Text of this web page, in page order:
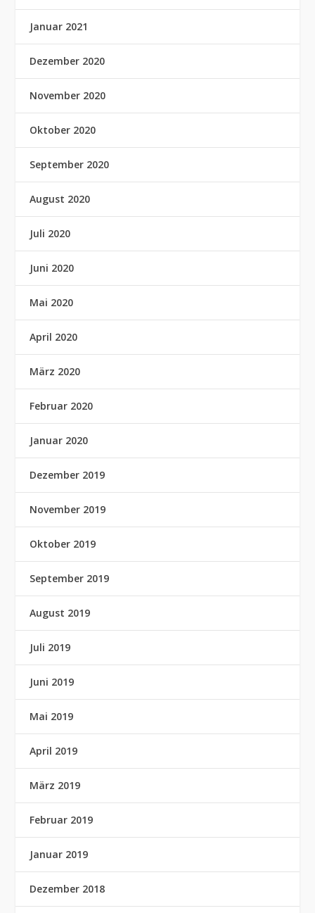
Januar 2021
Dezember 2020
November 2020
Oktober 2020
September 2020
August 2020
Juli 2020
Juni 2020
Mai 2020
April 2020
März 2020
Februar 2020
Januar 2020
Dezember 2019
November 2019
Oktober 2019
September 2019
August 2019
Juli 2019
Juni 2019
Mai 2019
April 2019
März 2019
Februar 2019
Januar 2019
Dezember 2018